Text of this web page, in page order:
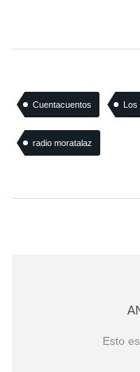
Cuentacuentos Los
radio moratalaz
Esto